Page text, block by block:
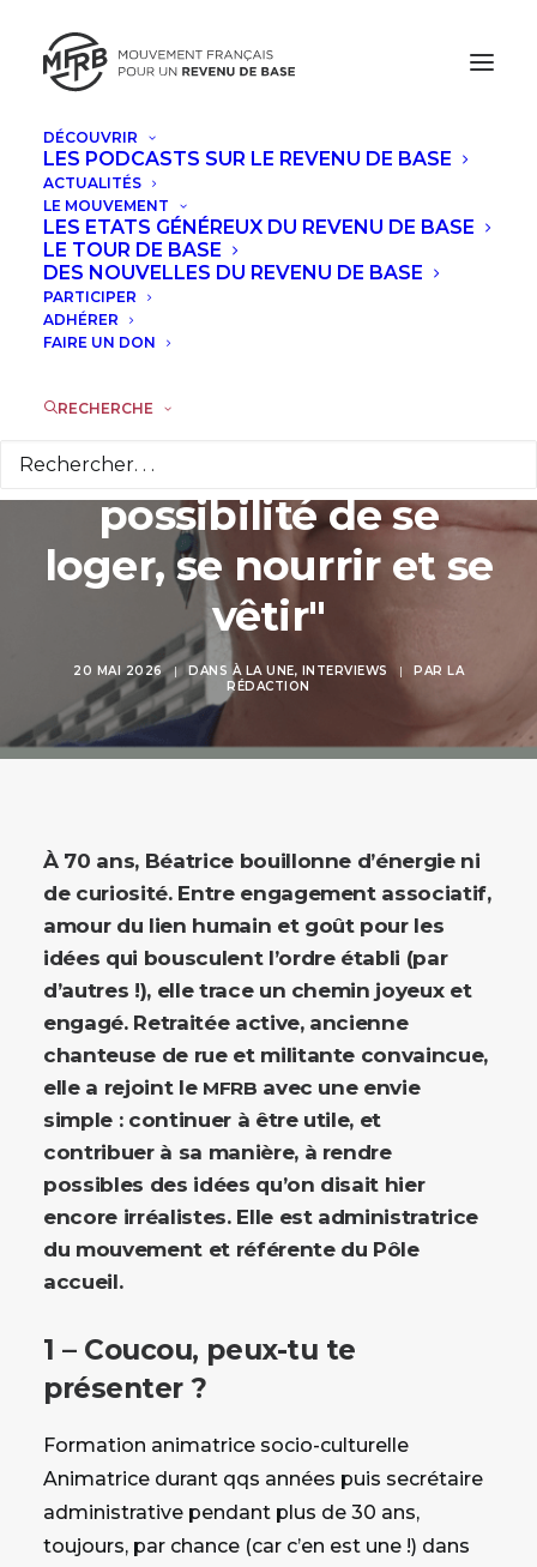
DÉCOUVRIR
LES PODCASTS SUR LE REVENU DE BASE
ACTUALITÉS
LE MOUVEMENT
LES ETATS GÉNÉREUX DU REVENU DE BASE
LE TOUR DE BASE
DES NOUVELLES DU REVENU DE BASE
PARTICIPER
ADHÉRER
FAIRE UN DON
RECHERCHE
Béatrice Marques : le
Revenu de Base,
c'est "imaginer
qu’une société
assure a minima à
tous ses membres, la
possibilité de se
loger, se nourrir et se
vêtir"
20 MAI 2026 | DANSÀ LA UNE, INTERVIEWS | PAR LA
RÉDACTION
À 70 ans, Béatrice bouillonne d’énergie ni
de curiosité. Entre engagement associatif,
amour du lien humain et goût pour les
idées qui bousculent l’ordre établi (par
d’autres !), elle trace un chemin joyeux et
engagé. Retraitée active, ancienne
chanteuse de rue et militante convaincue,
elle a rejoint le MFRB avec une envie
simple : continuer à être utile, et
contribuer à sa manière, à rendre
possibles des idées qu’on disait hier
encore irréalistes. Elle est administratrice
du mouvement et référente du Pôle
accueil.
1 – Coucou, peux-tu te
présenter ?
Formation animatrice socio-culturelle
Animatrice durant qqs années puis secrétaire
administrative pendant plus de 30 ans,
toujours, par chance (car c’en est une !) dans